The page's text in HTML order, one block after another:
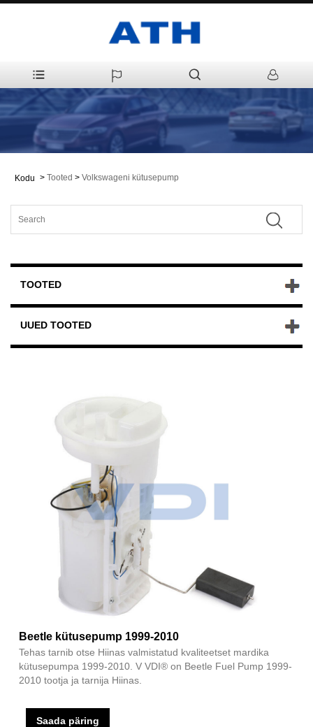
Kodu > Tooted > Volkswageni kütusepump
TOOTED
UUED TOOTED
Beetle kütusepump 1999-2010
Tehas tarnib otse Hiinas valmistatud kvaliteetset mardika
kütusepumpa 1999-2010. V VDI® on Beetle Fuel Pump 1999-
2010 tootja ja tarnija Hiinas.
Saada päring